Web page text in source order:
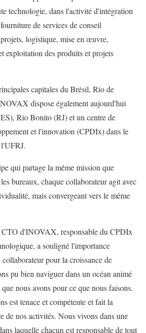
technologie, dans l'activité d'intégration
de services de conseil
logistique, mise en œuvre,
exploitation des produits et projets
capitales du Brésil, Rio de
dispose également aujourd'hui
Rio Bonito (RJ) et un centre de
et l'innovation (CPDIx) dans le
qui partage la même mission que
bureaux, chaque collaborateur agit avec
mais convergeant vers le même
CTO d'INOVAX, responsable du CPDIx
a souligné l'importance
pour la croissance de
pu bien naviguer dans un océan animé
nous avons pour ce que nous faisons.
est tenace et compétente et fait la
de nos activités. Nous vivons dans une
laquelle chacun est responsable de tout